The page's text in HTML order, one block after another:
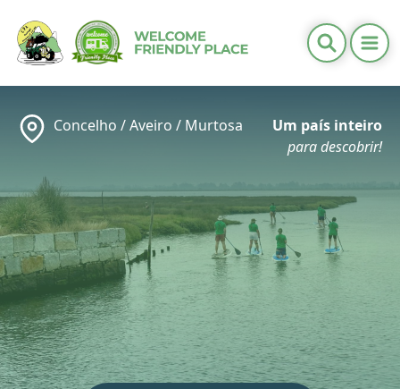
Informações Úteis
Calendários
Contactos
PT / EN
Concelho /Aveiro / Murtosa
Um país inteiro
para descobrir!